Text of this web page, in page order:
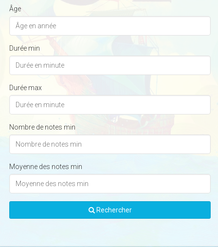
Âge
Durée min
Durée max
Nombre de notes min
Moyenne des notes min
Rechercher